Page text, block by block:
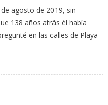
agosto de 2019, sin
138 años atrás él había
en las calles de Playa